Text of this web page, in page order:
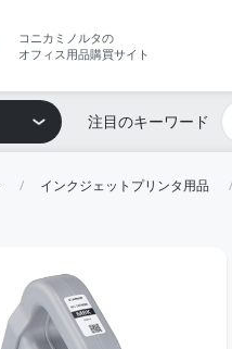
コニカミノルタの
オフィス用品購買サイト
注目のキーワード
インクジェットプリンタ用品